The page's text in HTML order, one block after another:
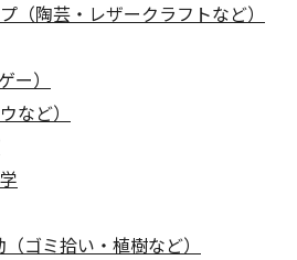
（陶芸・レザークラフトなど）
ー）
など）
ゴミ拾い・植樹など）